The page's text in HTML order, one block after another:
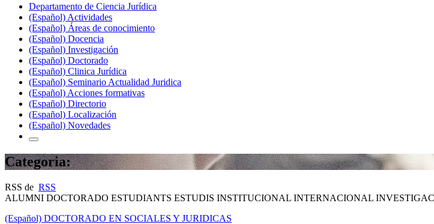
Departamento de Ciencia Jurídica
(Español) Actividades
(Español) Áreas de conocimiento
(Español) Docencia
(Español) Investigación
(Español) Doctorado
(Español) Clinica Jurídica
(Español) Seminario Actualidad Juridica
(Español) Acciones formativas
(Español) Directorio
(Español) Localización
(Español) Novedades
Categoria:
RSS de RSS
ALUMNI DOCTORADO ESTUDIANTS ESTUDIS INSTITUCIONAL INTERNACIONAL
(Español) DOCTORADO EN SOCIALES Y JURIDICAS